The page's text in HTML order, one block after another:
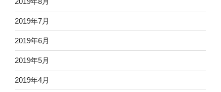
2019年7月
2019年6月
2019年5月
2019年4月